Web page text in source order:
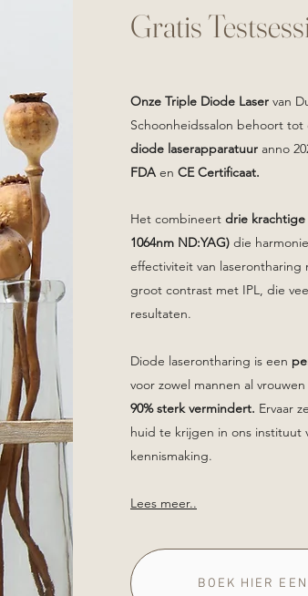
Gratis
Onze Triple Diode Laser van
Schoonheidssalon behoort tot
diode laserapparatuur anno
FDA en CE Certificaat.
Het combineert drie
1064nm ND:YAG) die
effectiviteit van laserontharing
groot contrast met IPL, die
resultaten.
Diode laserontharing is een
voor zowel mannen al
90% sterk vermindert. Ervaar
huid te krijgen in ons instituut
kennismaking.
Lees meer..
BOEK HIER